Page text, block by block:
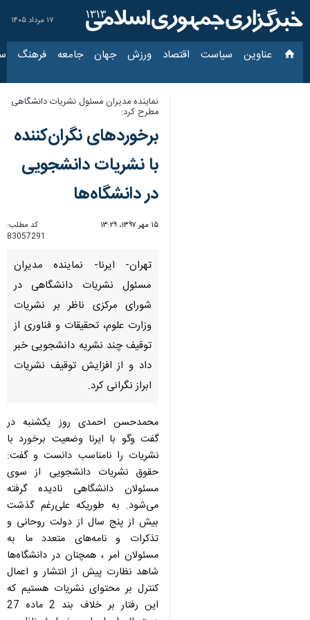
۱۷ مرداد ۱۴۰۵
عناوین‌ سیاست اقتصاد ورزش جهان جامعه فرهنگ
نماینده مدیران مسئول نشریات دانشگاهی
مطرح كرد:
برخوردهای نگران‌كننده
با نشریات دانشجویی
در دانشگاه‌ها
۱۵ مهر ۱۳۹۷، ۱۳:۲۹
کد مطلب:
83057291
تهران- ایرنا- نماینده مدیران
مسئول نشریات دانشگاهی در
شورای مركزی ناظر بر نشریات
وزارت علوم، تحقیقات و فناوری از
توقیف چند نشریه دانشجویی خبر
داد و از افزایش توقیف نشریات
ابراز نگرانی كرد.
محمدحسن احمدی روز یكشنبه در
گفت وگو با ایرنا وضعیت برخورد با
نشریات را نامناسب دانست و گفت:
حقوق نشریات دانشجویی از سوی
مسئولان دانشگاهی نادیده گرفته
می‌شود. به طوریكه علی‌رغم گذشت
بیش از پنج سال از دولت روحانی و
تذكرات و نامه‌های متعدد ما به
مسئولان امر ، همچنان در دانشگاه‌ها
شاهد نظارت‌ پیش از انتشار و اعمال
كنترل بر محتوای نشریات هستیم كه
این رفتار بر خلاف بند 2 ماده 27